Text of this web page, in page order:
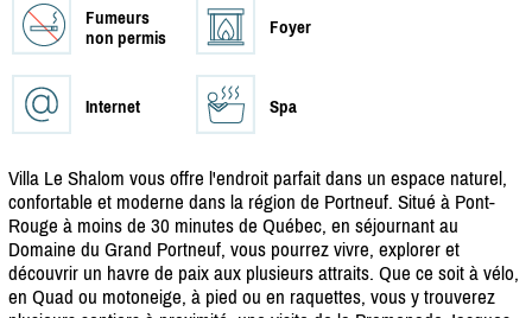
Fumeurs
non permis
Foyer
Internet Spa
Villa Le Shalom vous offre l'endroit parfait dans un espace naturel,
confortable et moderne dans la région de Portneuf. Situé à Pont-
Rouge à moins de 30 minutes de Québec, en séjournant au
Domaine du Grand Portneuf, vous pourrez vivre, explorer et
découvrir un havre de paix aux plusieurs attraits. Que ce soit à vélo,
en Quad ou motoneige, à pied ou en raquettes, vous y trouverez